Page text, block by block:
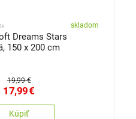
skladom
Dreams Stars
150 x 200 cm
19,99 €
17,99€
Kúpiť